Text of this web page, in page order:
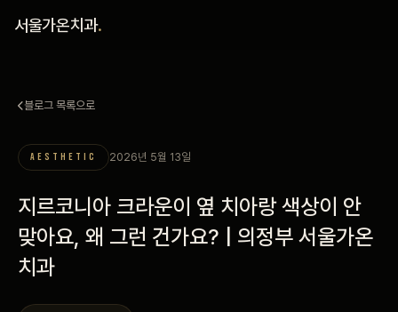
서울가온치과.
커뮤니티
의료진
블로그 목록으로
AESTHETIC 2026년 5월 13일
지르코니아 크라운이 옆 치아랑 색상이 안
맞아요, 왜 그런 건가요? | 의정부 서울가온
치과